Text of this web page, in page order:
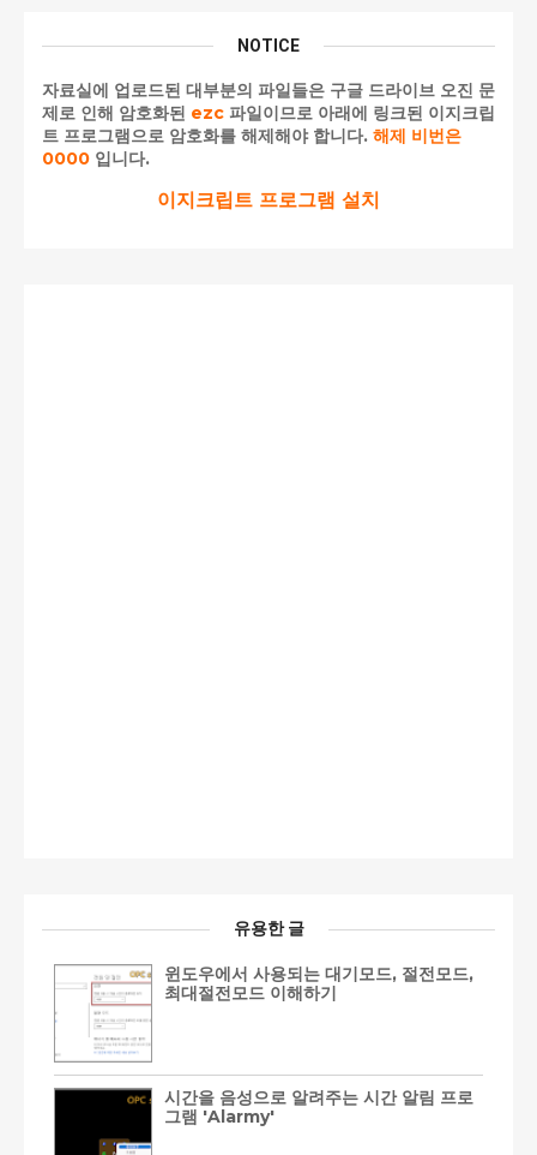
NOTICE
자료실에 업로드된 대부분의 파일들은 구글 드라이브 오진 문
제로 인해 암호화된 ezc 파일이므로 아래에 링크된 이지크립
트 프로그램으로 암호화를 해제해야 합니다. 해제 비번은
0000 입니다.
이지크립트 프로그램 설치
유용한 글
윈도우에서 사용되는 대기모드, 절전모드,
최대절전모드 이해하기
시간을 음성으로 알려주는 시간 알림 프로
그램 'Alarmy'